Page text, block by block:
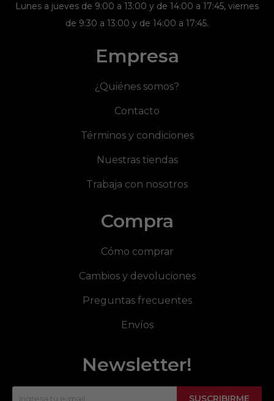
Lunes a jueves de 9:00 a 13:00 y de 14:00 a 17:45, viernes
de 9:30 a 13:00 y de 14:00 a 17:45.
Empresa
¿Quiénes somos?
Contacto
Términos y condiciones
Nuestras tiendas
Trabaja con nosotros
Compra
Cómo comprar
Cambios y devoluciones
Preguntas frecuentes
Envíos
Newsletter!